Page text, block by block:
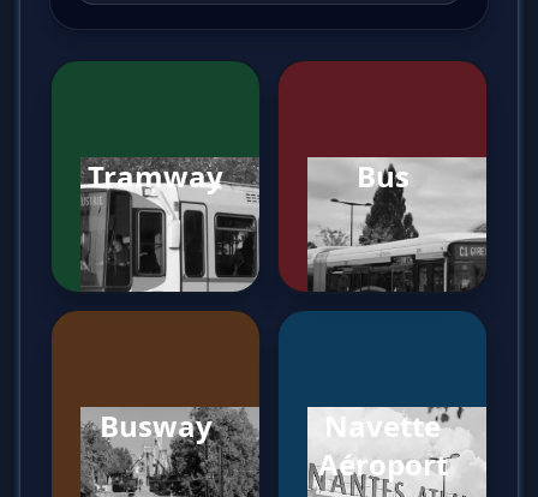
Tramway Bus
Busway
Navette
Aéroport